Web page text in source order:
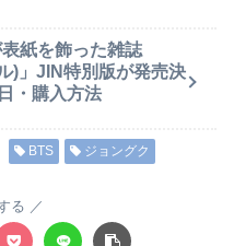
紙を飾った雑誌
)」JIN特別版が発売決
・購入方法
BTS ジョングク
る